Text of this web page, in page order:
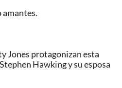
amantes.
Jones protagonizan esta
Hawking y su esposa